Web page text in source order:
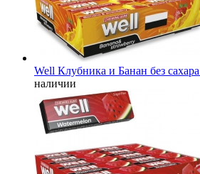
Well Клубника и Банан без
наличии